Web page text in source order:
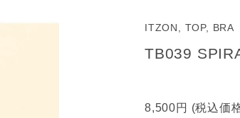
ITZON, TOP, BRA
TB039
8,500円 (税込価